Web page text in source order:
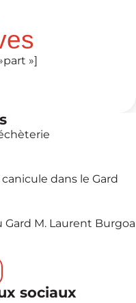
»]
dans le Gard
M. Laurent Burgoa
sociaux